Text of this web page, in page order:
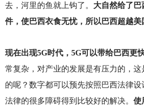
去，河里的鱼就上钩了。 大自然给了
件，使巴西衣食无忧，所以巴西超越美
现在出现5G时代，5G可以带给巴西更
常复杂，对产业的发展是有压力的，
的呢？数字都可以预先按照巴西法律
法律的很多障碍得到比较好的解决。 使